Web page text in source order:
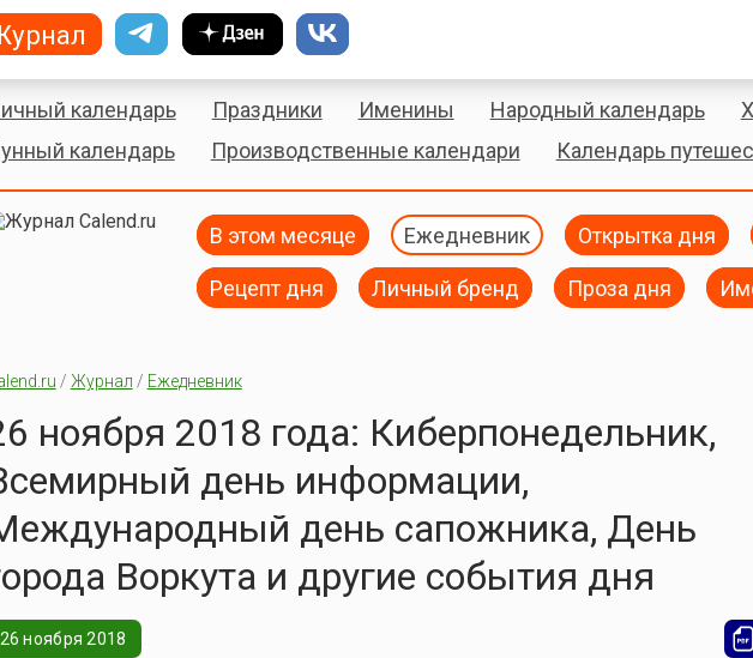
календарь Праздники Именины Народный календарь
календарь
Производственные календари Календарь
В этом месяце Ежедневник Открытка дня
Рецепт дня Личный бренд Проза дня
/ Журнал / Ежедневник
ноября 2018 года: Киберпонедельник,
день информации,
день сапожника, День
Воркута и другие события дня
26 ноября 2018